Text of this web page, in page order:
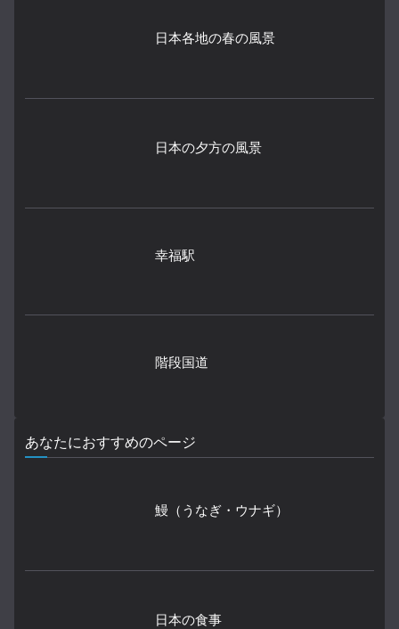
日本各地の春の風景
日本の夕方の風景
幸福駅
階段国道
あなたにおすすめのページ
鰻（うなぎ・ウナギ）
日本の食事